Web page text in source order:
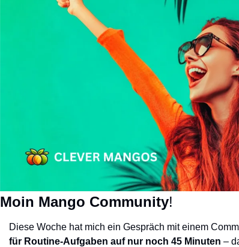
Moin Mango Community!
Diese Woche hat mich ein Gespräch mit einem
für Routine-Aufgaben auf nur noch 45 Minuten –